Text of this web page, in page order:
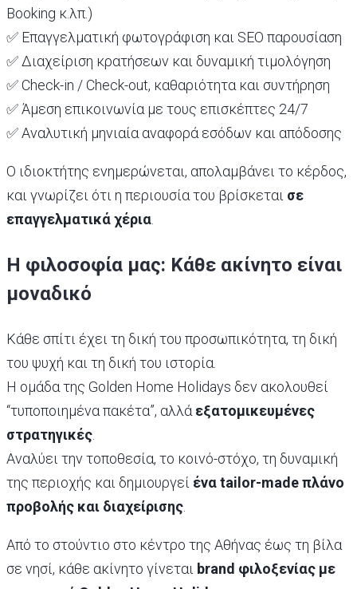
Booking κ.λπ.)
✅ Επαγγελματική φωτογράφιση και SEO παρουσίαση
✅ Διαχείριση κρατήσεων και δυναμική τιμολόγηση
✅ Check-in / Check-out, καθαριότητα και συντήρηση
✅ Άμεση επικοινωνία με τους επισκέπτες 24/7
✅ Αναλυτική μηνιαία αναφορά εσόδων και απόδοσης
Ο ιδιοκτήτης ενημερώνεται, απολαμβάνει το κέρδος,
και γνωρίζει ότι η περιουσία του βρίσκεται σε
επαγγελματικά χέρια
Η φιλοσοφία μας: Κάθε ακίνητο είναι
μοναδικό
Κάθε σπίτι έχει τη δική του προσωπικότητα, τη δική
του ψυχή και τη δική του ιστορία.
Η ομάδα της Golden Home Holidays δεν ακολουθεί
“τυποποιημένα πακέτα”, αλλά εξατομικευμένες
στρατηγικές
Αναλύει την τοποθεσία, το κοινό-στόχο, τη δυναμική
της περιοχής και δημιουργεί ένα tailor-made πλάνο
προβολής και διαχείρισης
Από το στούντιο στο κέντρο της Αθήνας έως τη βίλα
σε νησί, κάθε ακίνητο γίνεται brand φιλοξενίας με